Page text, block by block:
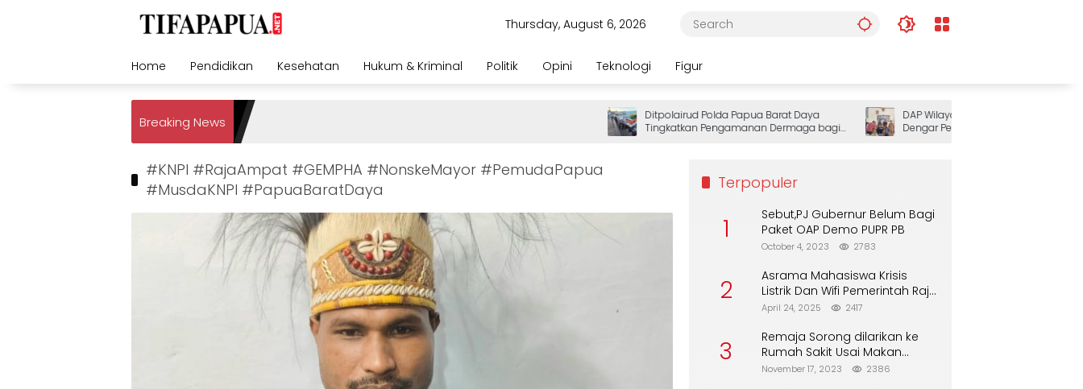
Thursday, August 6, 2026
Home Pendidikan Kesehatan Hukum & Kriminal Politik Opini Teknologi Figur
Breaking News
Ditpolairud Polda Papua Barat Daya
Tingkatkan Pengamanan Dermaga bagi
Wisatawan
DAP Wilayah III Doberay Gelar Rapat
Dengar Pendapat, Perkuat Sinergi
Pemerintah dan Masyarakat Adat
#KNPI #RajaAmpat #GEMPHA #NonskeMayor #PemudaPapua
#MusdaKNPI #PapuaBaratDaya
Terpopuler
1
Sebut,PJ Gubernur Belum Bagi
Paket OAP Demo PUPR PB
October 4, 2023 2783
2
Asrama Mahasiswa Krisis
Listrik Dan Wifi Pemerintah Raja
Ampat Alasan Tunggu DPA
April 24, 2025 2417
3
Remaja Sorong dilarikan ke
Rumah Sakit Usai Makan
Biskuit dari Alfamart
November 17, 2023 2386